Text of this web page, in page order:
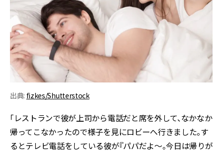
出典: fizkes/Shutterstock
「レストランで彼が上司から電話だと席を外して、なかなか
帰ってこなかったので様子を見にロビーへ行きました。す
るとテレビ電話をしている彼が『パパだよ～。今日は帰りが